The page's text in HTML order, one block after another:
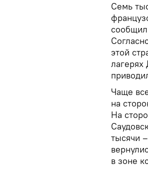
Семь
этой
Чаще
на
На
тысячи
в зоне